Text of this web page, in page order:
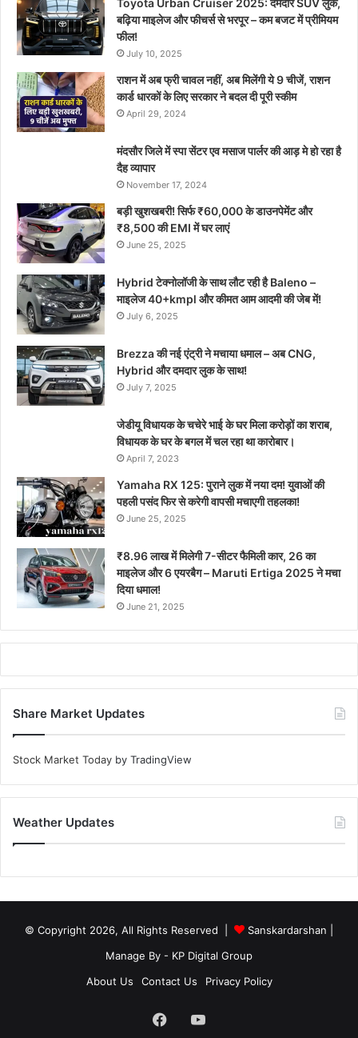
Toyota Urban Cruiser 2025: दमदार SUV लुक,
बढ़िया माइलेज और फीचर्स से भरपूर – कम बजट में प्रीमियम
फील!
July 10, 2025
राशन में अब फ्री चावल नहीं, अब मिलेंगी ये 9 चीजें, राशन
कार्ड धारकों के लिए सरकार ने बदल दी पूरी स्कीम
April 29, 2024
मंदसौर जिले में स्पा सेंटर एव मसाज पार्लर की आड़ मे हो रहा है
दैह व्यापार
November 17, 2024
बड़ी खुशखबरी! सिर्फ ₹60,000 के डाउनपेमेंट और
₹8,500 की EMI में घर लाएं
June 25, 2025
Hybrid टेक्नोलॉजी के साथ लौट रही है Baleno –
माइलेज 40+kmpl और कीमत आम आदमी की जेब में!
July 6, 2025
Brezza की नई एंट्री ने मचाया धमाल – अब CNG,
Hybrid और दमदार लुक के साथ!
July 7, 2025
जेडीयू विधायक के चचेरे भाई के घर मिला करोड़ों का शराब,
विधायक के घर के बगल में चल रहा था कारोबार।
April 7, 2023
Yamaha RX 125: पुराने लुक में नया दम! युवाओं की
पहली पसंद फिर से करेगी वापसी मचाएगी तहलका!
June 25, 2025
₹8.96 लाख में मिलेगी 7-सीटर फैमिली कार, 26 का
माइलेज और 6 एयरबैग – Maruti Ertiga 2025 ने मचा
दिया धमाल!
June 21, 2025
Share Market Updates
Stock Market Today by TradingView
Weather Updates
© Copyright 2026, All Rights Reserved | Sanskardarshan
Manage By - KP Digital Group
About Us
Contact Us Privacy Policy
FacebookYouTube